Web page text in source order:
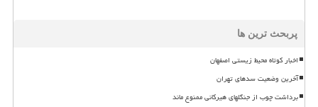
پربحث ترین ها
اخبار کوتاه محیط زیستی اصفهان
آخرین وضعیت سدهای تهران
برداشت چوب از جنگلهای هیرکانی ممنوع ماند